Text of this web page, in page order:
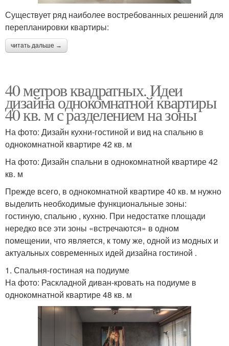
Существует ряд наиболее востребованных решений для
перепланировки квартиры:
читать дальше →
40 метров квадратных. Идеи
дизайна однокомнатной квартиры
40 кв. м с разделением на зоны
На фото: Дизайн кухни-гостиной и вид на спальню в
однокомнатной квартире 42 кв. м
На фото: Дизайн спальни в однокомнатной квартире 42
кв. м
Прежде всего, в однокомнатной квартире 40 кв. м нужно
выделить необходимые функциональные зоны:
гостиную, спальню , кухню. При недостатке площади
нередко все эти зоны «встречаются» в одном
помещении, что является, к тому же, одной из модных и
актуальных современных идей дизайна гостиной .
1. Спальня-гостиная на подиуме
На фото: Раскладной диван-кровать на подиуме в
однокомнатной квартире 48 кв. м